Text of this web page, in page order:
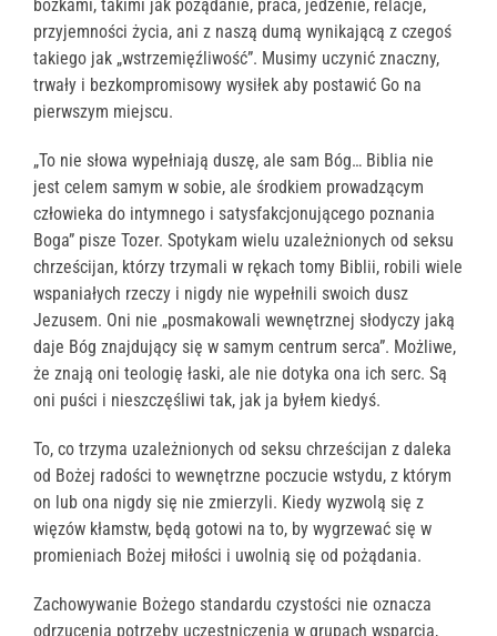
bożkami, takimi jak pożądanie, praca, jedzenie, relacje,
przyjemności życia, ani z naszą dumą wynikającą z czegoś
takiego jak „wstrzemięźliwość”. Musimy uczynić znaczny,
trwały i bezkompromisowy wysiłek aby postawić Go na
pierwszym miejscu.
„To nie słowa wypełniają duszę, ale sam Bóg… Biblia nie
jest celem samym w sobie, ale środkiem prowadzącym
człowieka do intymnego i satysfakcjonującego poznania
Boga” pisze Tozer. Spotykam wielu uzależnionych od seksu
chrześcijan, którzy trzymali w rękach tomy Biblii, robili wiele
wspaniałych rzeczy i nigdy nie wypełnili swoich dusz
Jezusem. Oni nie „posmakowali wewnętrznej słodyczy jaką
daje Bóg znajdujący się w samym centrum serca”. Możliwe,
że znają oni teologię łaski, ale nie dotyka ona ich serc. Są
oni puści i nieszczęśliwi tak, jak ja byłem kiedyś.
To, co trzyma uzależnionych od seksu chrześcijan z daleka
od Bożej radości to wewnętrzne poczucie wstydu, z którym
on lub ona nigdy się nie zmierzyli. Kiedy wyzwolą się z
więzów kłamstw, będą gotowi na to, by wygrzewać się w
promieniach Bożej miłości i uwolnią się od pożądania.
Zachowywanie Bożego standardu czystości nie oznacza
odrzucenia potrzeby uczestniczenia w grupach wsparcia,